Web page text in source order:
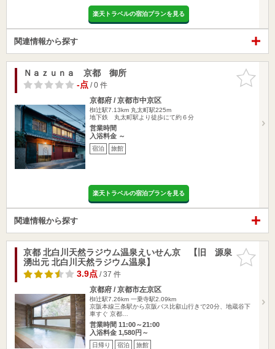
楽天トラベルの宿泊プランを見る
関連情報から探す
お気に入
りに追加
Ｎａｚｕｎａ 京都 御所
-点/ 0 件
京都府 / 京都市中京区
椥辻駅7.13km 丸太町駅225m
地下鉄 丸太町駅より徒歩にて約６分
営業時間
入浴料金 ～
宿泊 旅館
楽天トラベルの宿泊プランを見る
関連情報から探す
お気に入
りに追加
京都 北白川天然ラジウム温泉えいせん京 【旧 源泉
湧出元 北白川天然ラジウム温泉】
3.9点/ 37 件
京都府 / 京都市左京区
椥辻駅7.26km 一乗寺駅2.09km
京阪本線三条駅から京阪バス比叡山行きで20分、地蔵谷下
車すぐ 京都…
営業時間 11:00～21:00
入浴料金 1,580円～
日帰り 宿泊 旅館